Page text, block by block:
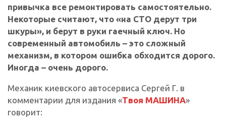
привычка все ремонтировать самостоятельно.
Некоторые считают, что «на СТО дерут три
шкуры», и берут в руки гаечный ключ. Но
современный автомобиль – это сложный
механизм, в котором ошибка обходится дорого.
Иногда – очень дорого.
Механик киевского автосервиса Сергей Г. в
комментарии для издания «Твоя МАШИНА»
говорит: